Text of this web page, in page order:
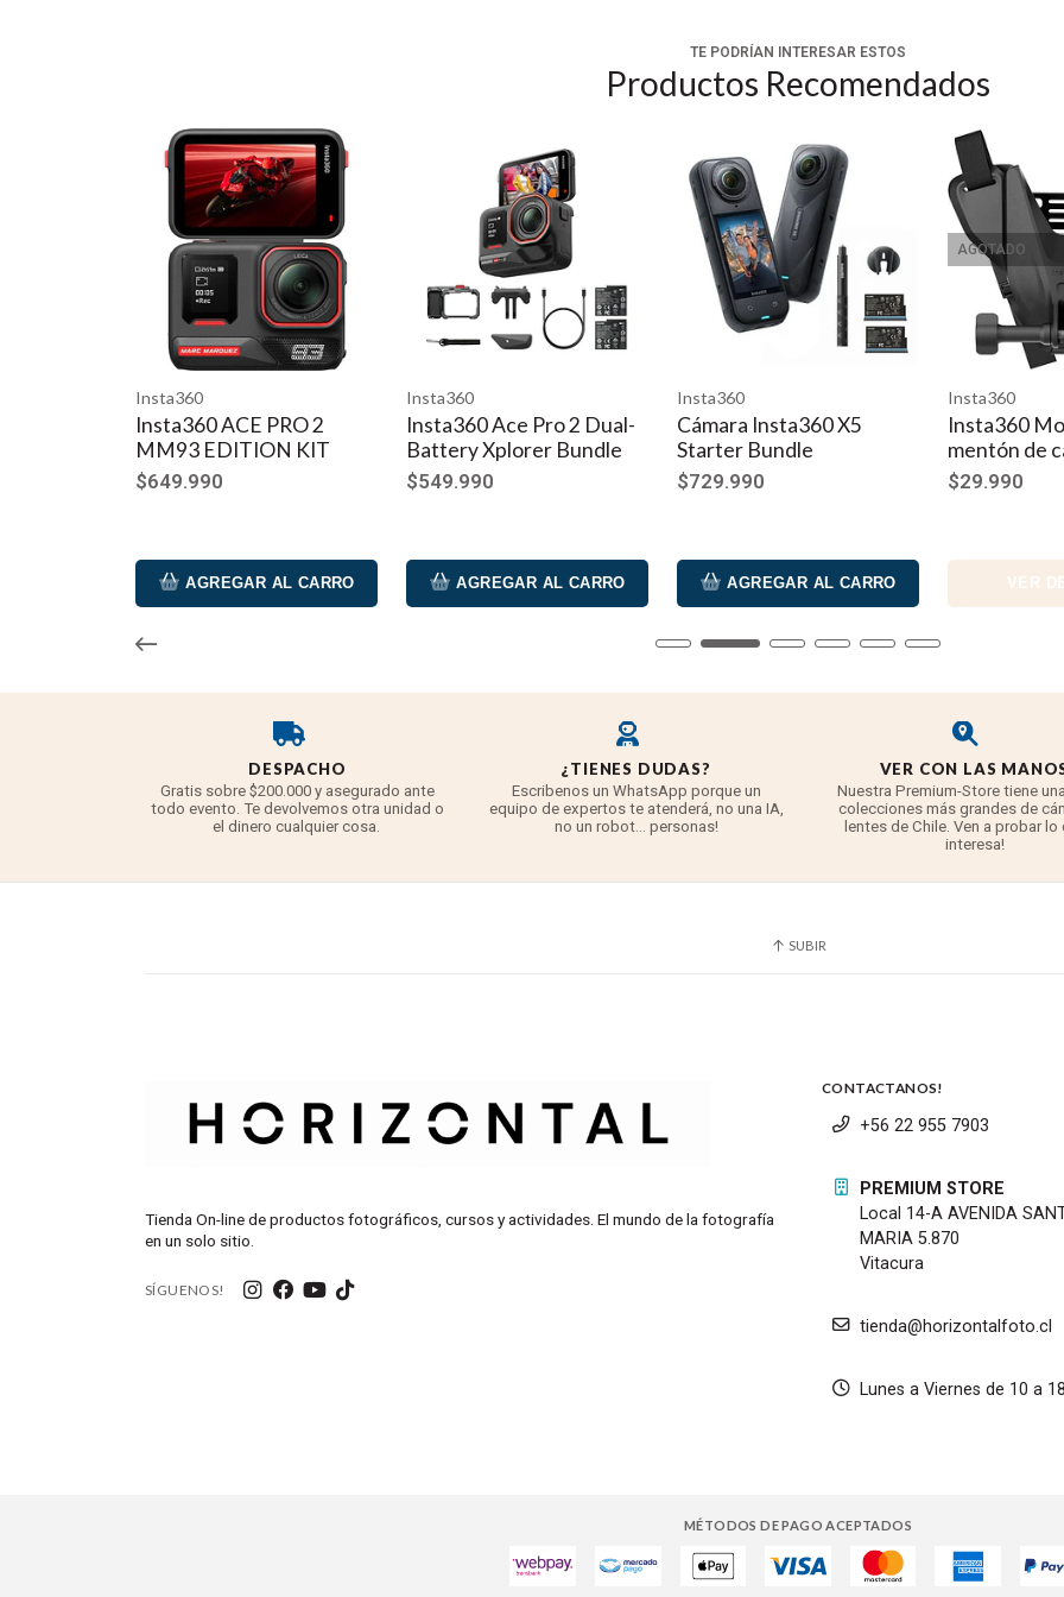
Nuevas características de IAAI Highlights Assistant encuentra los mejores momentos de tu vídeo y entrega
Crea tu próximo carrete o TikTok y tenlo ya preparado en tu teléfono usando la aplicación Insta360. La edición
de selfie para una apariencia invisible. AI Warp utiliza palabras clave preestablecidas o personalizadas para dar vida a las
condiciones de poca luz. Su rendimiento de alta resolución ofrece fotos y vídeos ricos, nítidos y vibrantes.Lente co-
contenido de aventura. Un protector contra el viento ayuda a mantener el ruido al mínimo y puede encharse y apagarse
TE PODRÍAN INTERESAR ESTOS
Productos Recomendados
Insta360
Insta360 ACE PRO 2
MM93 EDITION KIT
$649.990
AGREGAR AL CARRO
Insta360
Insta360 Ace Pro 2 Dual-
Battery Xplorer Bundle
$549.990
AGREGAR AL CARRO
Insta360
Cámara Insta360 X5
Starter Bundle
$729.990
AGREGAR AL CARRO
AGOTADO
Insta360
Insta360
mentón de
$29.990
VER
DESPACHO
Gratis sobre $200.000 y asegurado ante
todo evento. Te devolvemos otra unidad o
el dinero cualquier cosa.
¿TIENES DUDAS?
Escribenos un WhatsApp porque un
equipo de expertos te atenderá, no una IA,
no un robot... personas!
VER CON LAS
Nuestra Premium-Store tiene
colecciones más grandes de
lentes de Chile. Ven a probar lo
interesa!
SUBIR
Tienda On-line de productos fotográficos, cursos y actividades. El mundo de la fotografía
en un solo sitio.
SÍGUENOS!
CONTACTANOS!
+56 22 955 7903
PREMIUM STORE
Local 14-A AVENIDA
MARIA 5.870
Vitacura
tienda@horizontalfoto.cl
Lunes a Viernes de 10 a
MÉTODOS DE PAGO ACEPTADOS